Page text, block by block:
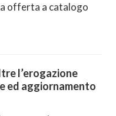
offerta a catalogo
l’erogazione
ed aggiornamento